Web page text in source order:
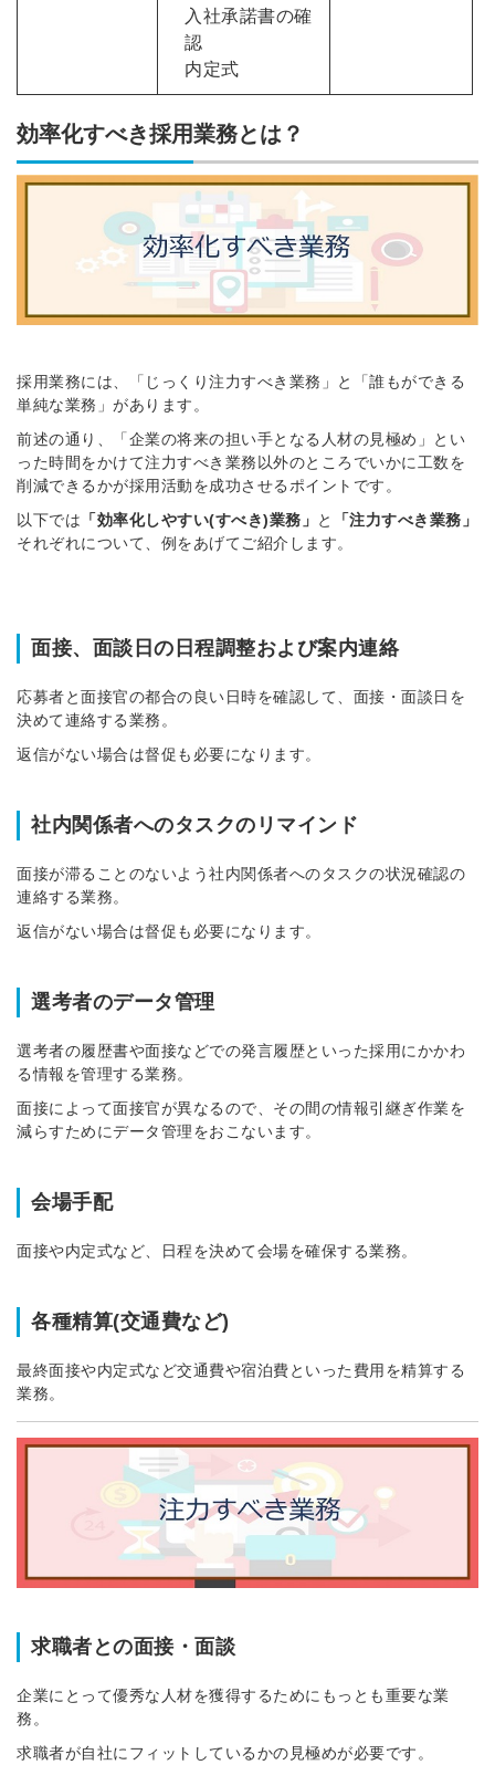
入社承諾書の確
認
内定式
効率化すべき採用業務とは？
採用業務には、「じっくり注力すべき業務」と「誰もができる
単純な業務」があります。
前述の通り、「企業の将来の担い手となる人材の見極め」とい
った時間をかけて注力すべき業務以外のところでいかに工数を
削減できるかが採用活動を成功させるポイントです。
以下では 「効率化しやすい(すべき)業務」 と
「注力すべき業務」
それぞれについて、例をあげてご紹介します。
面接、面談日の日程調整および案内連絡
応募者と面接官の都合の良い日時を確認して、面接・面談日を
決めて連絡する業務。
返信がない場合は督促も必要になります。
社内関係者へのタスクのリマインド
面接が滞ることのないよう社内関係者へのタスクの状況確認の
連絡する業務。
返信がない場合は督促も必要になります。
選考者のデータ管理
選考者の履歴書や面接などでの発言履歴といった採用にかかわ
る情報を管理する業務。
面接によって面接官が異なるので、その間の情報引継ぎ作業を
減らすためにデータ管理をおこないます。
会場手配
面接や内定式など、日程を決めて会場を確保する業務。
各種精算(交通費など)
最終面接や内定式など交通費や宿泊費といった費用を精算する
業務。
求職者との面接・面談
企業にとって優秀な人材を獲得するためにもっとも重要な業
務。
求職者が自社にフィットしているかの見極めが必要です。
採用課題の解決、新しい採用の
取り組みなどを取材したインタ
ビュー記事が読める
採用にまつわる独自の調査レポ
メールアドレス